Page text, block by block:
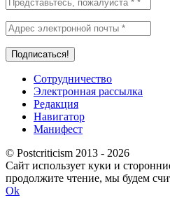
Сотрудничество
Электронная рассылка
Редакция
Навигатор
Манифест
© Postcriticism 2013 - 2026
Сайт использует куки и
продолжите чтение, мы будем
Ok